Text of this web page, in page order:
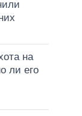
на
ли его